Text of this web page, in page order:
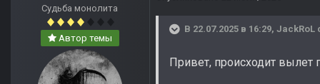
Судьба монолита
Автор темы
В 22.07.2025 в 16:29, JackRoL
Привет, происходит вылет